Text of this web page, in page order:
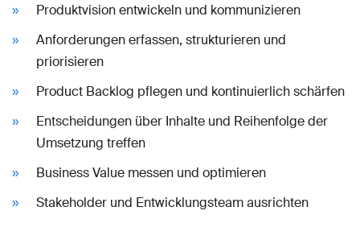
Produktvision entwickeln und kommunizieren
Anforderungen erfassen, strukturieren und
priorisieren
Product Backlog pflegen und kontinuierlich schärfen
Entscheidungen über Inhalte und Reihenfolge der
Umsetzung treffen
Business Value messen und optimieren
Stakeholder und Entwicklungsteam ausrichten